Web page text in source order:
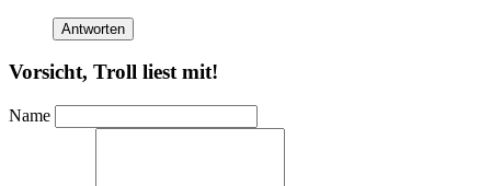
Antworten
Vorsicht, Troll liest mit!
Name